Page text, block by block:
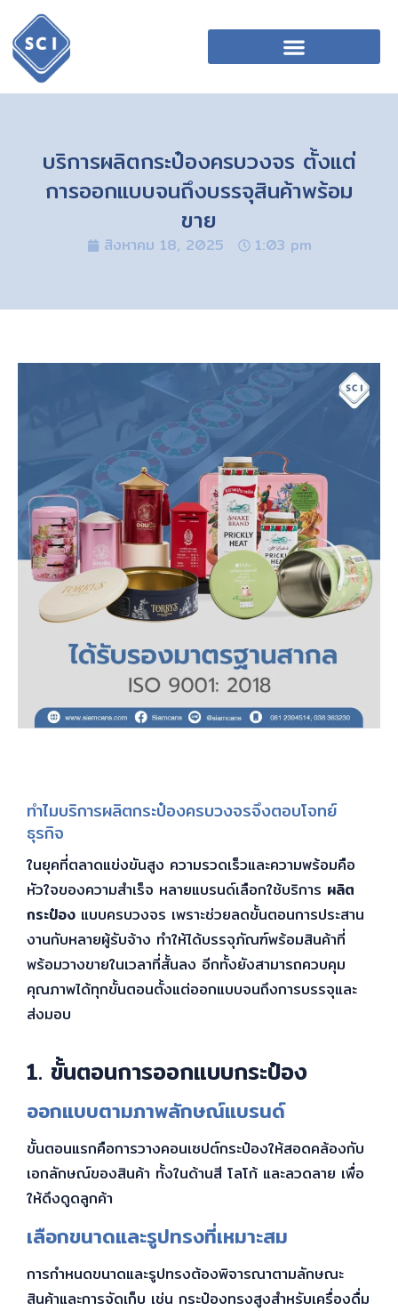
บริการผลิตกระป๋องครบวงจร ตั้งแต่
การออกแบบจนถึงบรรจุสินค้าพร้อม
ขาย
สิงหาคม 18, 2025 1:03 pm
ทำไมบริการผลิตกระป๋องครบวงจรจึงตอบโจทย์
ธุรกิจ
ในยุคที่ตลาดแข่งขันสูง ความรวดเร็วและความพร้อมคือ
หัวใจของความสำเร็จ หลายแบรนด์เลือกใช้บริการ ผลิต
กระป๋อง แบบครบวงจร เพราะช่วยลดขั้นตอนการประสาน
งานกับหลายผู้รับจ้าง ทำให้ได้บรรจุภัณฑ์พร้อมสินค้าที่
พร้อมวางขายในเวลาที่สั้นลง อีกทั้งยังสามารถควบคุม
คุณภาพได้ทุกขั้นตอนตั้งแต่ออกแบบจนถึงการบรรจุและ
ส่งมอบ
1. ขั้นตอนการออกแบบกระป๋อง
ออกแบบตามภาพลักษณ์แบรนด์
ขั้นตอนแรกคือการวางคอนเซปต์กระป๋องให้สอดคล้องกับ
เอกลักษณ์ของสินค้า ทั้งในด้านสี โลโก้ และลวดลาย เพื่อ
ให้ดึงดูดลูกค้า
เลือกขนาดและรูปทรงที่เหมาะสม
การกำหนดขนาดและรูปทรงต้องพิจารณาตามลักษณะ
สินค้าและการจัดเก็บ เช่น กระป๋องทรงสูงสำหรับเครื่องดื่ม